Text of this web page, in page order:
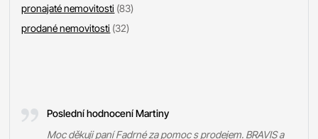
pronajaté nemovitosti (83)
prodané nemovitosti (32)
Poslední hodnocení Martiny
Moc děkuji paní Fadrné za pomoc s prodejem. BRAVIS a